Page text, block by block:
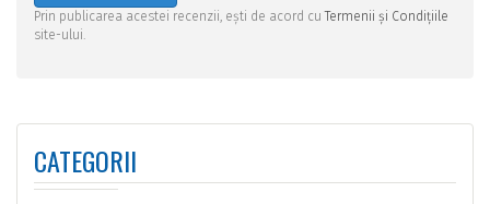
Prin publicarea acestei recenzii, ești de acord cuTermenii și Condițiile
site-ului.
CATEGORII